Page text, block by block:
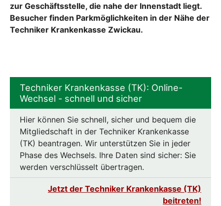
zur Geschäftsstelle, die nahe der Innenstadt liegt.
Besucher finden Parkmöglichkeiten in der Nähe der
Techniker Krankenkasse Zwickau.
Techniker Krankenkasse (TK): Online-
Wechsel - schnell und sicher
Hier können Sie schnell, sicher und bequem die
Mitgliedschaft in der Techniker Krankenkasse
(TK) beantragen. Wir unterstützen Sie in jeder
Phase des Wechsels. Ihre Daten sind sicher: Sie
werden verschlüsselt übertragen.
Jetzt der Techniker Krankenkasse (TK)
beitreten!